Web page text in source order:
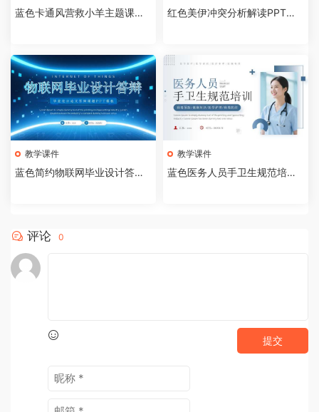
蓝色卡通风营救小羊主题课件P
红色美伊冲突分析解读PPT模
教学课件
蓝色简约物联网毕业设计答辩P
教学课件
蓝色医务人员手卫生规范培训
评论 0
提交